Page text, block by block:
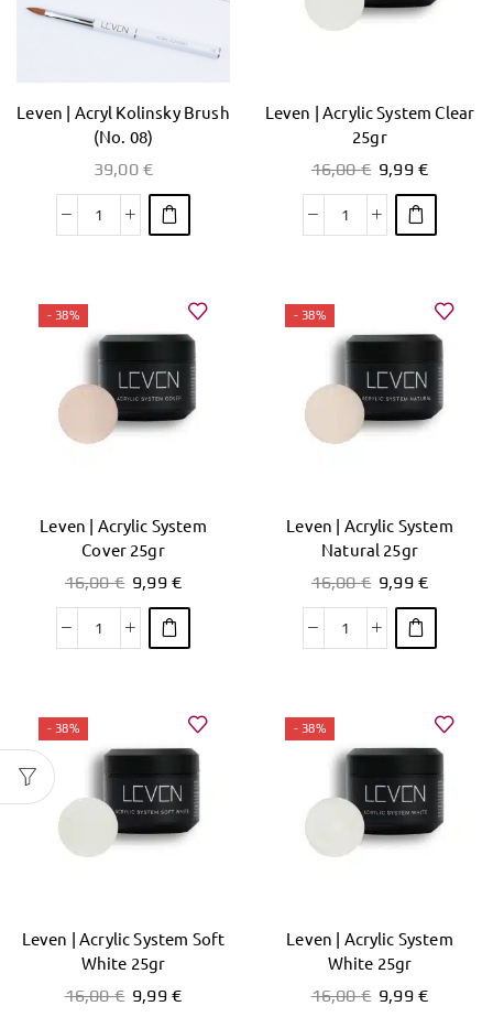
Leven | Acryl Kolinsky Brush
(Νο. 08)
39,00 €
Leven | Acrylic System Clear
25gr
16,00€ 9,99 €
- 38%
Leven | Acrylic System
Cover 25gr
16,00€ 9,99 €
- 38%
Leven | Acrylic System
Natural 25gr
16,00€ 9,99 €
- 38%
Leven | Acrylic System Soft
White 25gr
16,00€ 9,99 €
- 38%
Leven | Acrylic System
White 25gr
16,00€ 9,99 €